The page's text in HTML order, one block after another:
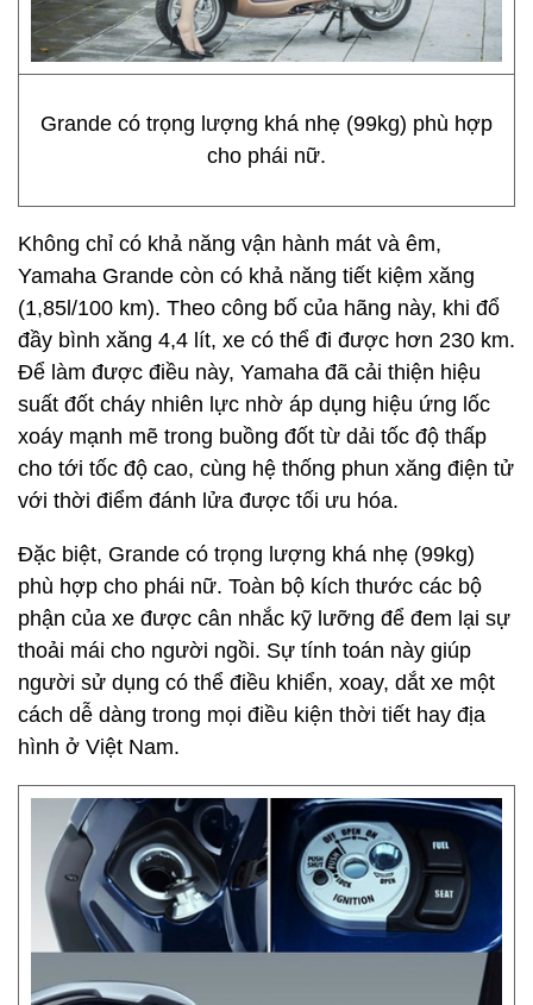
Grande có trọng lượng khá nhẹ (99kg) phù hợp
cho phái nữ.
Không chỉ có khả năng vận hành mát và êm,
Yamaha Grande còn có khả năng tiết kiệm xăng
(1,85l/100 km). Theo công bố của hãng này, khi đổ
đầy bình xăng 4,4 lít, xe có thể đi được hơn 230 km.
Để làm được điều này, Yamaha đã cải thiện hiệu
suất đốt cháy nhiên lực nhờ áp dụng hiệu ứng lốc
xoáy mạnh mẽ trong buồng đốt từ dải tốc độ thấp
cho tới tốc độ cao, cùng hệ thống phun xăng điện tử
với thời điểm đánh lửa được tối ưu hóa.
Đặc biệt, Grande có trọng lượng khá nhẹ (99kg)
phù hợp cho phái nữ. Toàn bộ kích thước các bộ
phận của xe được cân nhắc kỹ lưỡng để đem lại sự
thoải mái cho người ngồi. Sự tính toán này giúp
người sử dụng có thể điều khiển, xoay, dắt xe một
cách dễ dàng trong mọi điều kiện thời tiết hay địa
hình ở Việt Nam.